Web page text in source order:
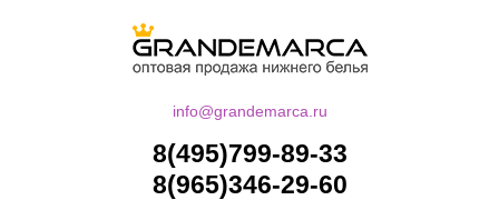
info@grandemarca.ru
8(495)799-89-33
8(965)346-29-60